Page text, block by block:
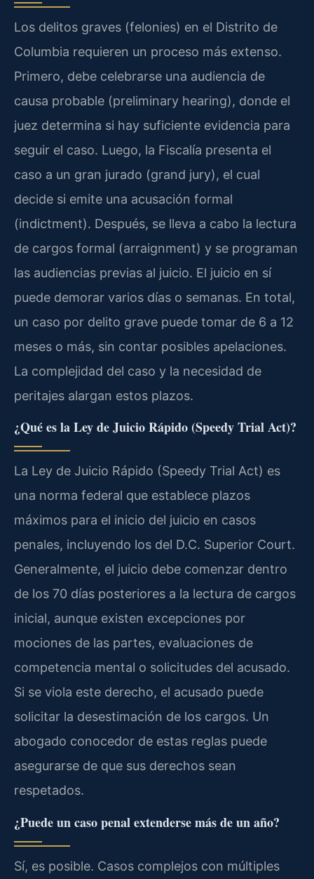
Los delitos graves (felonies) en el Distrito de
Columbia requieren un proceso más extenso.
Primero, debe celebrarse una audiencia de
causa probable (preliminary hearing), donde el
juez determina si hay suficiente evidencia para
seguir el caso. Luego, la Fiscalía presenta el
caso a un gran jurado (grand jury), el cual
decide si emite una acusación formal
(indictment). Después, se lleva a cabo la lectura
de cargos formal (arraignment) y se programan
las audiencias previas al juicio. El juicio en sí
puede demorar varios días o semanas. En total,
un caso por delito grave puede tomar de 6 a 12
meses o más, sin contar posibles apelaciones.
La complejidad del caso y la necesidad de
peritajes alargan estos plazos.
¿Qué es la Ley de Juicio Rápido (Speedy Trial Act)?
La Ley de Juicio Rápido (Speedy Trial Act) es
una norma federal que establece plazos
máximos para el inicio del juicio en casos
penales, incluyendo los del D.C. Superior Court.
Generalmente, el juicio debe comenzar dentro
de los 70 días posteriores a la lectura de cargos
inicial, aunque existen excepciones por
mociones de las partes, evaluaciones de
competencia mental o solicitudes del acusado.
Si se viola este derecho, el acusado puede
solicitar la desestimación de los cargos. Un
abogado conocedor de estas reglas puede
asegurarse de que sus derechos sean
respetados.
¿Puede un caso penal extenderse más de un año?
Sí, es posible. Casos complejos con múltiples